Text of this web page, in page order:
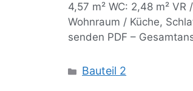
4,57 m² WC: 2,48 m²
Wohnraum / Küche,
senden PDF –
Bauteil 2